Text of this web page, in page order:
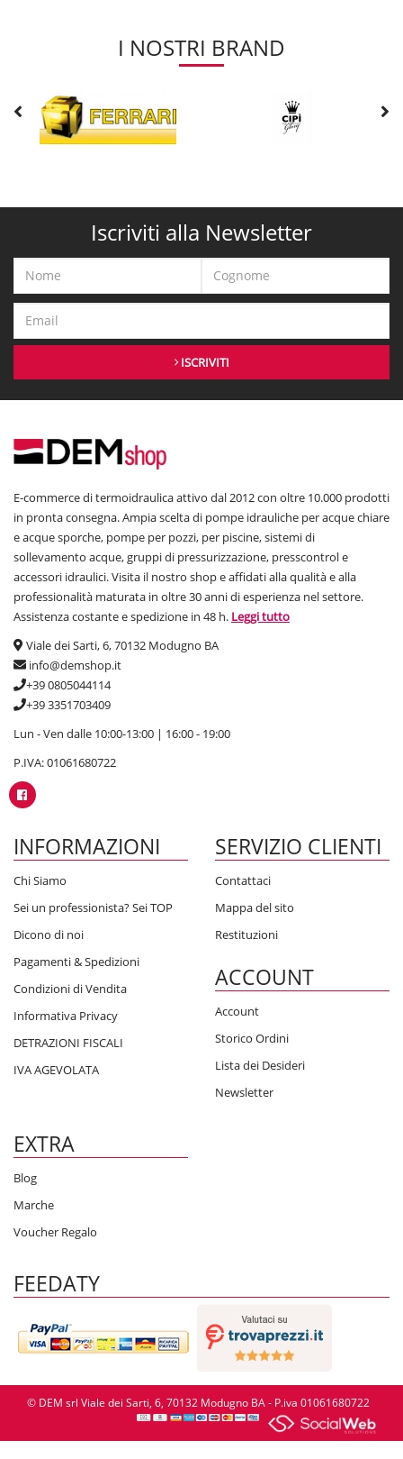
I NOSTRI BRAND
Iscriviti alla Newsletter
ISCRIVITI
E-commerce di termoidraulica attivo dal 2012 con oltre 10.000 prodotti
in pronta consegna. Ampia scelta di pompe idrauliche per acque chiare
e acque sporche, pompe per pozzi, per piscine, sistemi di
sollevamento acque, gruppi di pressurizzazione, presscontrol e
accessori idraulici. Visita il nostro shop e affidati alla qualità e alla
professionalità maturata in oltre 30 anni di esperienza nel settore.
Assistenza costante e spedizione in 48 h. Leggi tutto
Viale dei Sarti, 6, 70132 Modugno BA
info@demshop.it
+39 0805044114
+39 3351703409
Lun - Ven dalle 10:00-13:00 | 16:00 - 19:00
P.IVA: 01061680722
INFORMAZIONI
Chi Siamo
Sei un professionista? Sei TOP
Dicono di noi
Pagamenti & Spedizioni
Condizioni di Vendita
Informativa Privacy
DETRAZIONI FISCALI
IVA AGEVOLATA
SERVIZIO CLIENTI
Contattaci
Mappa del sito
Restituzioni
ACCOUNT
Account
Storico Ordini
Lista dei Desideri
Newsletter
EXTRA
Blog
Marche
Voucher Regalo
FEEDATY
© DEM srl Viale dei Sarti, 6, 70132 Modugno BA - P.iva 01061680722